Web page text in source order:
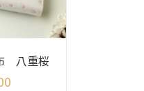
八重桜